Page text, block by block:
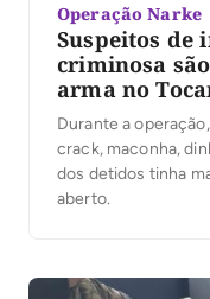
Operação Narke
Suspeitos de
criminosa
arma no
Durante a
crack, maconha,
dos detidos tinha
aberto.